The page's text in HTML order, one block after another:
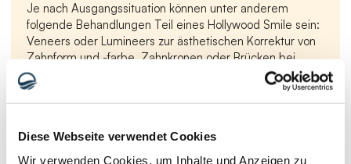
Diese Webseite verwendet Cookies
Wir verwenden Cookies, um Inhalte und Anzeigen zu
Je nach Ausgangssituation können unter anderem
folgende Behandlungen Teil eines Hollywood Smile sein:
Veneers oder Lumineers zur ästhetischen Korrektur von
Zahnform und -farbe, Zahnkronen oder Brücken bei
stärker geschädigten Zähnen, Zahnimplantate zum
Ersatz fehlender Zähne sowie professionelles
Zahnbleaching zur Aufhellung der natürlichen Zahnfarbe.
Auch Zahnfleischbehandlungen spielen häufig eine
wichtige Rolle, da ein gesundes und gleichmäßig